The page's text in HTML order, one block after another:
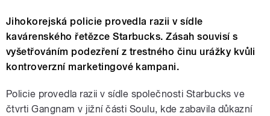
Jihokorejská policie provedla razii v sídle
kavárenského řetězce Starbucks. Zásah souvisí s
vyšetřováním podezření z trestného činu urážky kvůli
kontroverzní marketingové kampani.
Policie provedla razii v sídle společnosti Starbucks ve
čtvrti Gangnam v jižní části Soulu, kde zabavila důkazní